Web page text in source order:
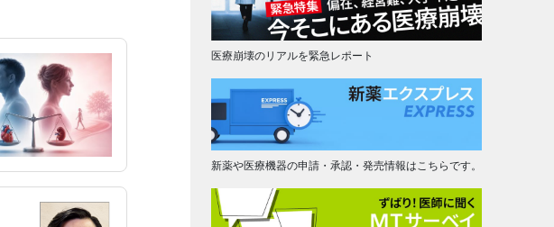
医療崩壊のリアルを緊急レポート
新薬や医療機器の申請・承認・発売情報はこちらです。